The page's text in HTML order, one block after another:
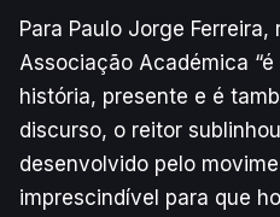
Para Paulo Jorge Ferreira,
Associação Académica
história, presente e é
discurso, o reitor
desenvolvido pelo
imprescindível para que